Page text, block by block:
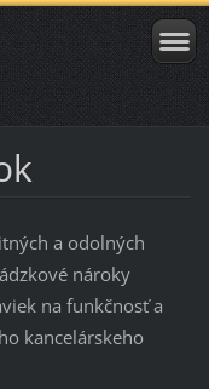
a odolných
nároky
na funkčnosť a
kancelárskeho